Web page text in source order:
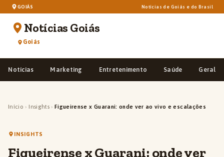
GOIÁS Notícias de Goiás e do Brasil
Notícias Goiás
Goiás
Notícias Marketing Entretenimento Saúde Geral
Início › Insights › Figueirense x Guarani: onde ver ao vivo e escalações
INSIGHTS
Figueirense x Guarani: onde ver